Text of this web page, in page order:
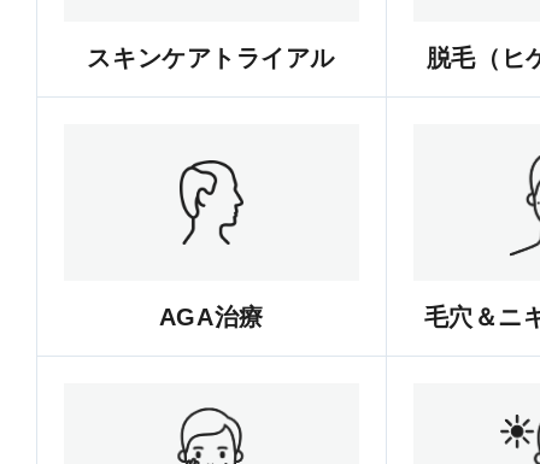
スキンケアトライアル 脱毛（ヒ
AGA治療 毛穴＆ニ